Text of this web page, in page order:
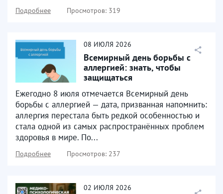
Подробнее Просмотров: 319
08 ИЮЛЯ 2026
Всемирный день борьбы с
аллергией: знать, чтобы
защищаться
Ежегодно 8 июля отмечается Всемирный день
борьбы с аллергией — дата, призванная напомнить:
аллергия перестала быть редкой особенностью и
стала одной из самых распространённых проблем
здоровья в мире. По...
Подробнее Просмотров: 237
02 ИЮЛЯ 2026